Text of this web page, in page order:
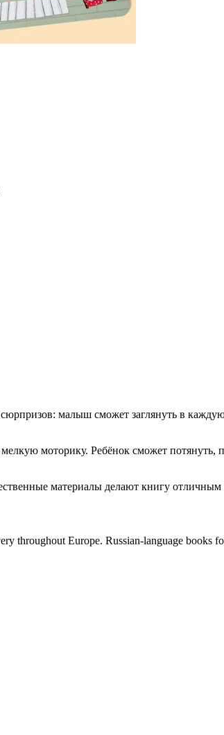
малыш сможет заглянуть в
моторику. Ребёнок сможет
материалы делают книгу
throughout Europe. Russian-language books